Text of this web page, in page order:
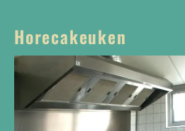
Horecakeuken